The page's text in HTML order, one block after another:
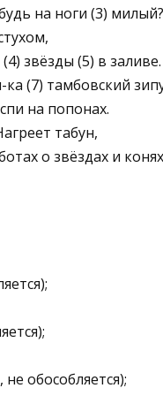
на ноги (3) милый?
звёзды (5) в заливе.
(7) тамбовский
на попонах.
табун,
о звёздах и
обособляется);